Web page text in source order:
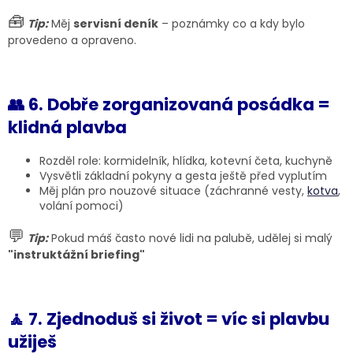
🧰 Tip:Měj servisní deník – poznámky co a kdy bylo
provedeno a opraveno.
👥 6. Dobře zorganizovaná posádka =
klidná plavba
Rozděl role: kormidelník, hlídka, kotevní četa, kuchyně
Vysvětli základní pokyny a gesta ještě před vyplutím
Měj plán pro nouzové situace (záchranné vesty, kotva,
volání pomoci)
💬 Tip:Pokud máš často nové lidi na palubě, udělej si malý
"instruktážní briefing"
🧘 7. Zjednoduš si život = víc si plavbu
užiješ